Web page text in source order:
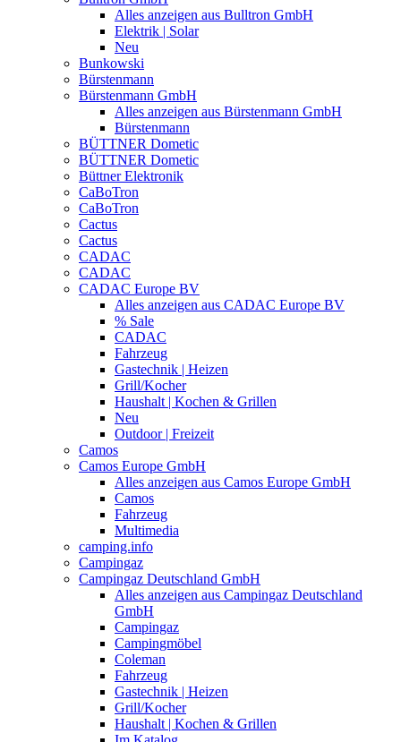
Alles anzeigen aus Bulltron GmbH
Elektrik | Solar
Neu
Bunkowski
Bürstenmann
Bürstenmann GmbH
Alles anzeigen aus Bürstenmann GmbH
Bürstenmann
BÜTTNER Dometic
BÜTTNER Dometic
Büttner Elektronik
CaBoTron
CaBoTron
Cactus
Cactus
CADAC
CADAC
CADAC Europe BV
Alles anzeigen aus CADAC Europe BV
% Sale
CADAC
Fahrzeug
Gastechnik | Heizen
Grill/Kocher
Haushalt | Kochen & Grillen
Neu
Outdoor | Freizeit
Camos
Camos Europe GmbH
Alles anzeigen aus Camos Europe GmbH
Camos
Fahrzeug
Multimedia
camping.info
Campingaz
Campingaz Deutschland GmbH
Alles anzeigen aus Campingaz Deutschland
GmbH
Campingaz
Campingmöbel
Coleman
Fahrzeug
Gastechnik | Heizen
Grill/Kocher
Haushalt | Kochen & Grillen